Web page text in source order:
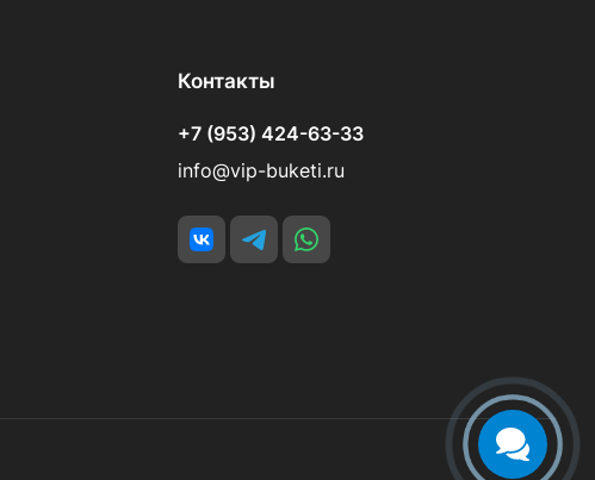
Контакты
+7 (953) 424-63-33
info@vip-buketi.ru